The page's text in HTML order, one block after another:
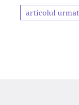
articolul